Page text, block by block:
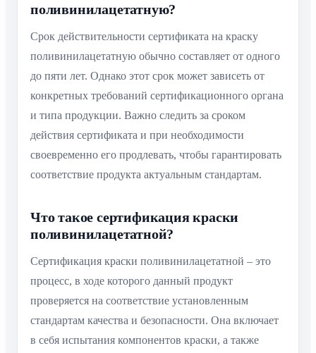
поливинилацетатную?
Срок действительности сертификата на краску
поливинилацетатную обычно составляет от одного
до пяти лет. Однако этот срок может зависеть от
конкретных требований сертификационного органа
и типа продукции. Важно следить за сроком
действия сертификата и при необходимости
своевременно его продлевать, чтобы гарантировать
соответствие продукта актуальным стандартам.
Что такое сертификация краски
поливинилацетатной?
Сертификация краски поливинилацетатной – это
процесс, в ходе которого данный продукт
проверяется на соответствие установленным
стандартам качества и безопасности. Она включает
в себя испытания компонентов краски, а также